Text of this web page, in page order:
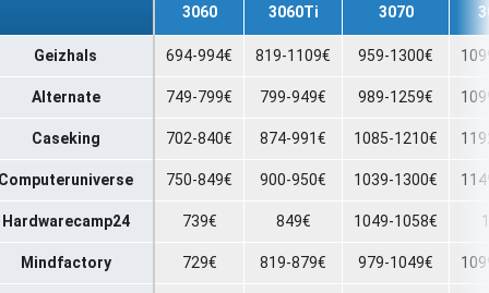
3060 3060Ti 3070
Geizhals 694-994€ 819-1109€ 959-1300€
Alternate 749-799€ 799-949€ 989-1259€
Caseking 702-840€ 874-991€ 1085-1210€
750-849€ 900-950€ 1039-1300€
Hardwarecamp24 739€ 849€ 1049-1058€
Mindfactory 729€ 819-879€ 979-1049€